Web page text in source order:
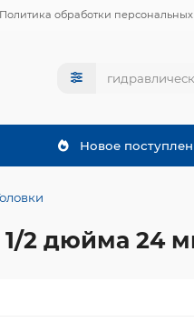
Политика обработки
Новое
1/2 дюйма 24